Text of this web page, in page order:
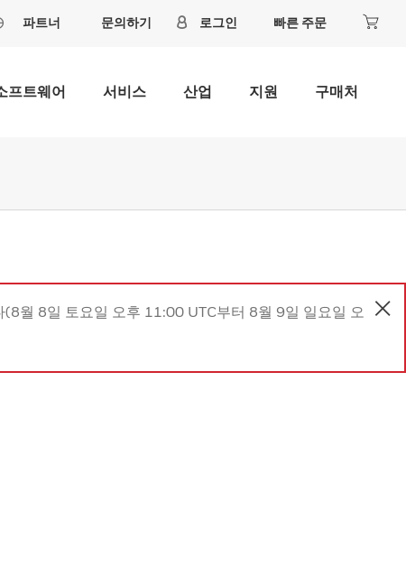
파트너 문의하기 로그인 빠른 주문
프트웨어 서비스 산업 지원 구매처
월 8일 토요일 오후 11:00 UTC부터 8월 9일 일요일 오